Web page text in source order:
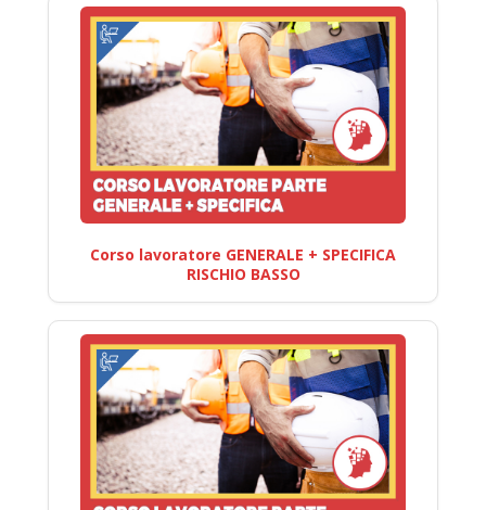
Corso lavoratore GENERALE + SPECIFICA
RISCHIO BASSO